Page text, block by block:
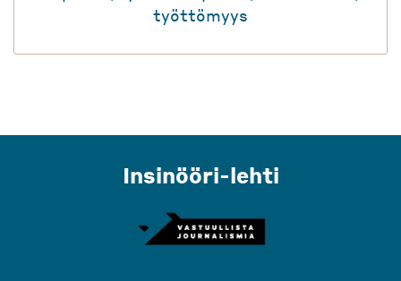
työttömyys
Insinööri-lehti